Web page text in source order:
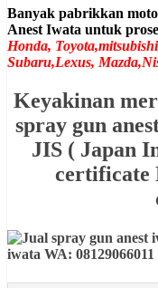
Banyak pabrikkan
Anest Iwata untuk
Honda,
Subaru,Lexus,
Keyakinan
spray gun
JIS ( Japan
certificate